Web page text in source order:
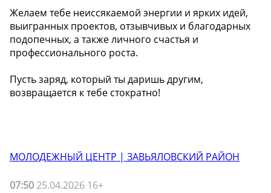
Желаем тебе неиссякаемой энергии и ярких идей,
выигранных проектов, отзывчивых и благодарных
подопечных, а также личного счастья и
профессионального роста.
Пусть заряд, который ты даришь другим,
возвращается к тебе стократно!
МОЛОДЕЖНЫЙ ЦЕНТР | ЗАВЬЯЛОВСКИЙ РАЙОН
07:50 25.04.2026 16+